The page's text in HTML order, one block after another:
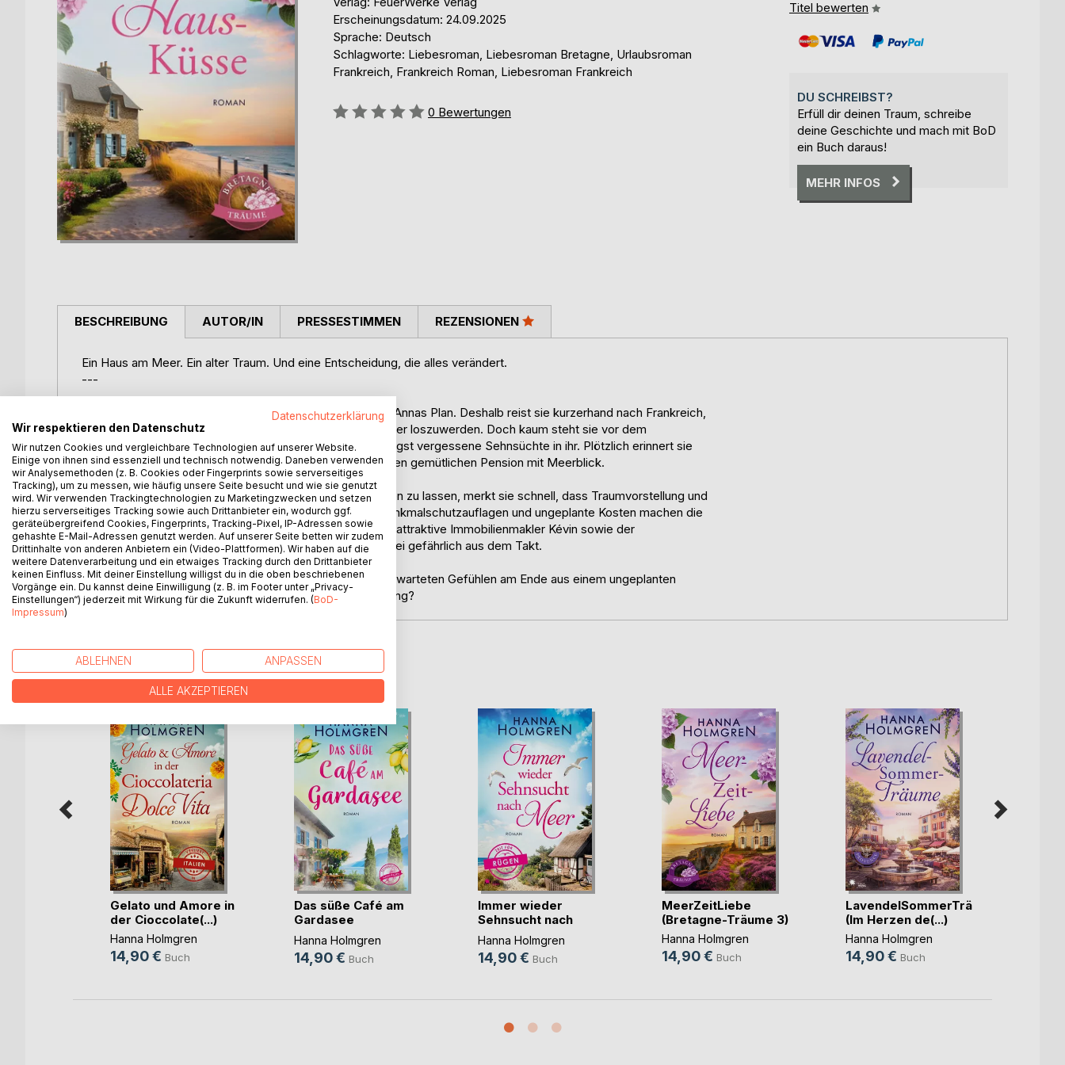
Erscheinungsdatum: 24.09.2025
Sprache: Deutsch
Schlagworte: Liebesroman, Liebesroman Bretagne, Urlaubsroman
Frankreich, Frankreich Roman, Liebesroman Frankreich
Bewertung::
0 Bewertungen
Titel bewerten
DU SCHREIBST?
Erfüll dir deinen Traum, schreibe
deine Geschichte und mach mit BoD
ein Buch daraus!
MEHR INFOS
BESCHREIBUNG
Ein Haus am Meer. Ein alter Traum. Und eine Entscheidung, die alles verändert.
---
Ein eigenes Haus in der Bretagne - das war eigentlich nie Annas Plan. Deshalb reist sie kurzerhand nach Frankreich,
um das unverhoffte Erbe dort so schnell wie möglich wieder loszuwerden. Doch kaum steht sie vor dem
wunderschönen, alten Häuschen am Strand, erwachen längst vergessene Sehnsüchte in ihr. Plötzlich erinnert sie
sich wieder an ihren lang gehegten Traum von einer eigenen gemütlichen Pension mit Meerblick.
Doch als Anna beginnt, diesen Wunsch Wirklichkeit werden zu lassen, merkt sie schnell, dass Traumvorstellung und
Realität selten Hand in Hand gehen: Bröckelnder Putz, Denkmalschutzauflagen und ungeplante Kosten machen die
Renovierung zur echten Bewährungsprobe. Und auch der attraktive Immobilienmakler Kévin sowie der
charismatische Architekt Philippe bringen Annas Herz dabei gefährlich aus dem Takt.
Wird zwischen alten Mauern, salziger Meeresluft und unerwarteten Gefühlen am Ende aus einem ungeplanten
Zwischenstopp doch noch die Chance auf einen Neuanfang?
AUTOR/IN PRESSESTIMMEN REZENSIONEN
WEITERE TITEL BEIBoD
Gelato und Amore in
der Cioccolate(...)
Hanna Holmgren
14,90 € Buch
Das süße Café am
Gardasee
(Sehnsuc(...)
Hanna Holmgren
14,90 € Buch
Immer wieder
Sehnsucht nach
Meer ((...)
Hanna Holmgren
14,90 € Buch
MeerZeitLiebe
(Bretagne-Träume 3)
Hanna Holmgren
14,90 € Buch
LavendelSommerTräume
(Im Herzen de(...)
Hanna Holmgren
14,90 € Buch
Datenschutzerklärung
Wir respektieren den Datenschutz
Wir nutzen Cookies und vergleichbare Technologien auf unserer Website.
Einige von ihnen sind essenziell und technisch notwendig. Daneben verwenden
wir Analysemethoden (z. B. Cookies oder Fingerprints sowie serverseitiges
Tracking), um zu messen, wie häufig unsere Seite besucht und wie sie genutzt
wird. Wir verwenden Trackingtechnologien zu Marketingzwecken und setzen
hierzu serverseitiges Tracking sowie auch Drittanbieter ein, wodurch ggf.
geräteübergreifend Cookies, Fingerprints, Tracking-Pixel, IP-Adressen sowie
gehashte E-Mail-Adressen genutzt werden. Auf unserer Seite betten wir zudem
Drittinhalte von anderen Anbietern ein (Video-Plattformen). Wir haben auf die
weitere Datenverarbeitung und ein etwaiges Tracking durch den Drittanbieter
keinen Einfluss. Mit deiner Einstellung willigst du in die oben beschriebenen
Vorgänge ein. Du kannst deine Einwilligung (z. B. im Footer unter „Privacy-
Einstellungen“) jederzeit mit Wirkung für die Zukunft widerrufen. (BoD-
Impressum)
ABLEHNEN ANPASSEN
ALLE AKZEPTIEREN